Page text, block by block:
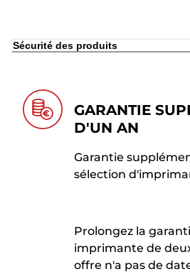
Sécurité des produits
GARANTIE
D'UN AN
Garantie
sélection
Prolongez la
imprimante de
offre n'a pas de